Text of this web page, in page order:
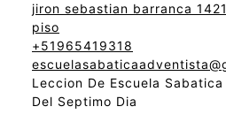
jiron sebastian barranca
piso
+51965419318
Leccion De Escuela
Del Septimo Dia